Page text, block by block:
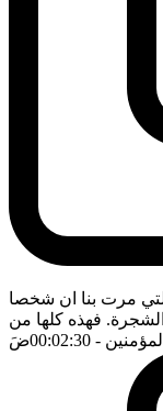
مرت بنا ان شخصا
الشجرة. فهذه كلها من
- 00:02:30 ضَ